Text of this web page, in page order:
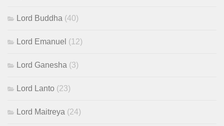
Lord Buddha (40)
Lord Emanuel (12)
Lord Ganesha (3)
Lord Lanto (23)
Lord Maitreya (24)